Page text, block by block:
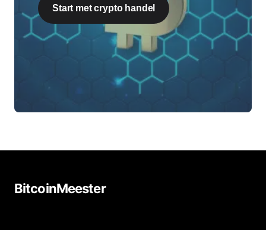
Start met crypto handel
BitcoinMeester